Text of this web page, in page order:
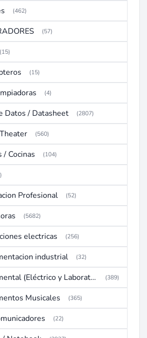
(462)
(57)
(15)
(15)
(4)
Datos / Datasheet (2807)
(560)
/ Cocinas (104)
Profesional (52)
(5682)
electricas (256)
industrial (32)
Instrumental (Eléctrico y Laboratorio) (389)
Musicales (365)
(22)